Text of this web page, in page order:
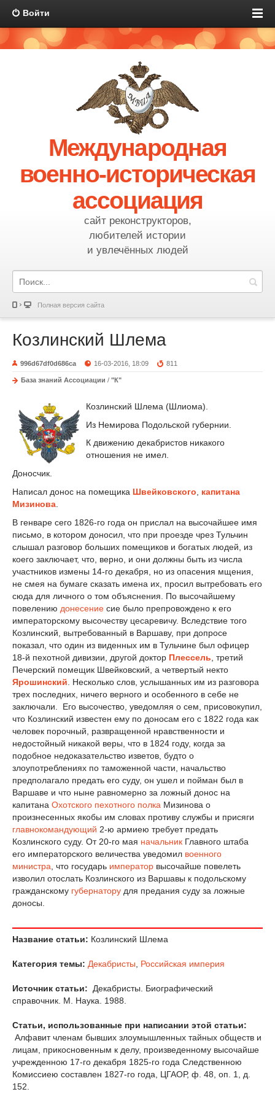
Войти
Международная
военно-историческая
ассоциация
сайт реконструкторов,
любителей истории
и увлечённых людей
Полная версия сайта
Козлинский Шлема
996d67df0d686ca 16-03-2016, 18:09 811
База знаний Ассоциации / "К"
Козлинский Шлема (Шлиома).
Из Немирова Подольской губернии.
К движению декабристов никакого
отношения не имел.
Доносчик.
Написал донос на помещика Швейковского
капитана
Мизинова
В генваре сего 1826-го года он прислал на высочайшее имя
письмо, в котором доносил, что при проезде чрез Тульчин
слышал разговор больших помещиков и богатых людей, из
коего заключает, что, верно, и они должны быть из числа
участников измены 14-го декабря, но из опасения мщения,
не смея на бумаге сказать имена их, просил вытребовать его
сюда для личного о том объяснения. По высочайшему
повелению донесение сие было препровождено к его
императорскому высочеству цесаревичу. Вследствие того
Козлинский, вытребованный в Варшаву, при допросе
показал, что один из виденных им в Тульчине был офицер
18-й пехотной дивизии, другой доктор Плессель , третий
Печерский помещик Швейковский, а четвертый некто
Ярошинский . Несколько слов, услышанных им из разговора
трех последних, ничего верного и особенного в себе не
заключали. Его высочество, уведомляя о сем, присовокупил,
что Козлинский известен ему по доносам его с 1822 года как
человек порочный, развращенной нравственности и
недостойный никакой веры, что в 1824 году, когда за
подобное недоказательство изветов, будто о
злоупотреблениях по таможенной части, начальство
предполагало предать его суду, он ушел и пойман был в
Варшаве и что ныне равномерно за ложный донос на
капитана Охотского пехотного полка Мизинова о
произнесенных якобы им словах противу службы и присяги
главнокомандующий 2-ю армиею требует предать
Козлинского суду. От 20-го мая начальник Главного штаба
его императорского величества уведомил военного
министра , что государь император высочайше повелеть
изволил отослать Козлинского из Варшавы к подольскому
гражданскому губернатору для предания суду за ложные
доносы.
Название статьи: Козлинский Шлема
Категория темы: Декабристы Российская империя
Источник статьи:
Декабристы. Биографический
справочник. М. Наука. 1988.
Статьи, использованные при написании этой статьи:
Алфавит членам бывших злоумышленных тайных обществ и
лицам, прикосновенным к делу, произведенному высочайше
учрежденною 17-го декабря 1825-го года Следственною
Комиссиею составлен 1827-го года, ЦГАОР, ф. 48, оп. 1, д.
152.